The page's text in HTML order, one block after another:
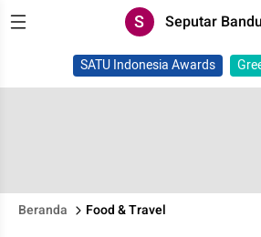
S Seputar
SATU Indonesia Awards
Beranda Food & Travel